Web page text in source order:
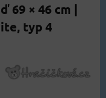
69 × 46 cm |
typ 4